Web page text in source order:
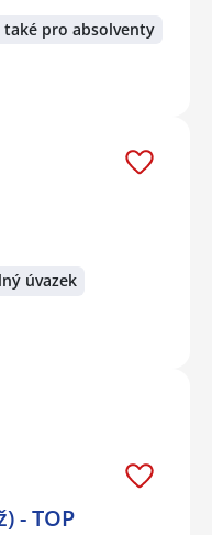
také pro absolventy
úvazek
- TOP